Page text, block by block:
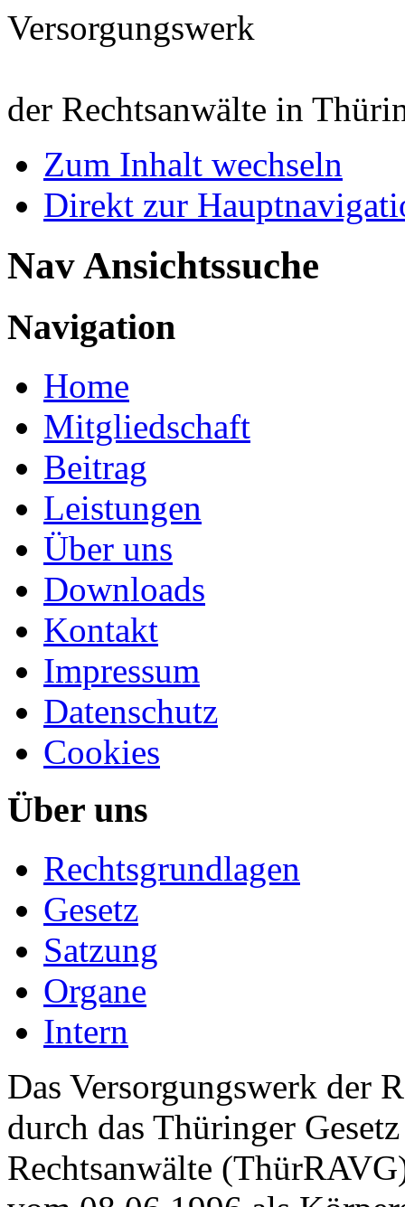
Versorgungswerk
der Rechtsanwälte in
Zum Inhalt wechseln
Direkt zur
Nav Ansichtssuche
Navigation
Home
Mitgliedschaft
Beitrag
Leistungen
Über uns
Downloads
Kontakt
Impressum
Datenschutz
Cookies
Über uns
Rechtsgrundlagen
Gesetz
Satzung
Organe
Intern
Das Versorgungswerk der
durch das Thüringer
Rechtsanwälte